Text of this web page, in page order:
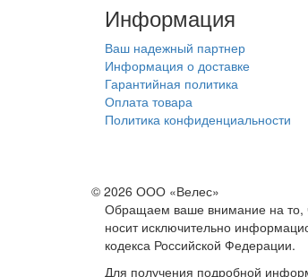
Информация
Ваш надежный партнер
Информация о доставке
Гарантийная политика
Оплата товара
Политика конфиденциальности
© 2026 ООО «Велес»
Обращаем ваше внимание на то,
носит исключительно
кодекса Российской Федерации.
Для получения подробной